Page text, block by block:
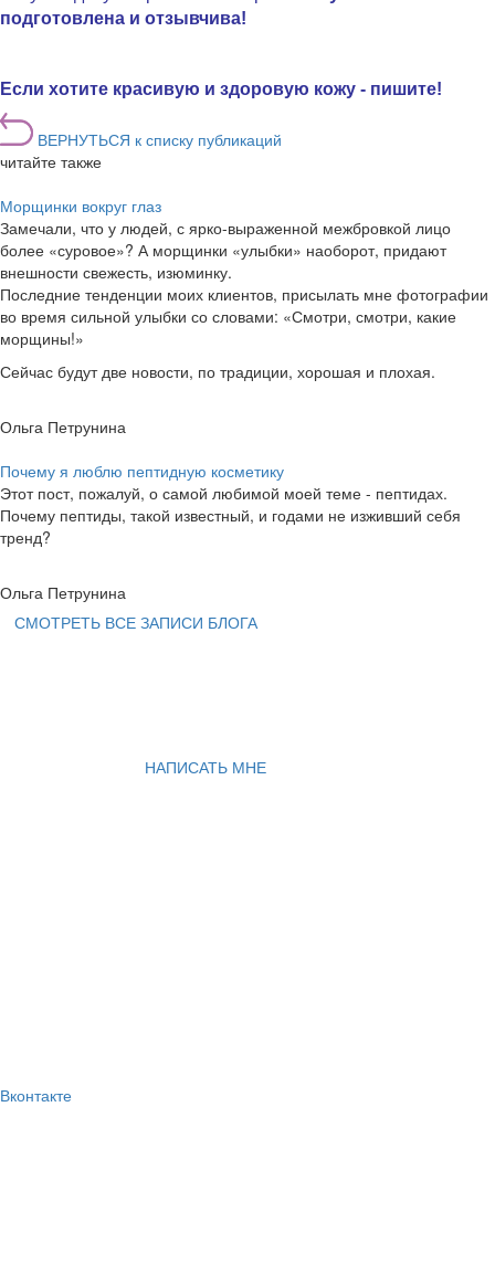
подготовлена и отзывчива!
Если хотите красивую и здоровую кожу - пишите!
ВЕРНУТЬСЯ к списку публикаций
читайте также
Морщинки вокруг глаз
Замечали, что у людей, с ярко-выраженной межбровкой лицо
более «суровое»? А морщинки «улыбки» наоборот, придают
внешности свежесть, изюминку.
Последние тенденции моих клиентов, присылать мне фотографии
во время сильной улыбки со словами: «Смотри, смотри, какие
морщины!»
Сейчас будут две новости, по традиции, хорошая и плохая.
Ольга Петрунина
Почему я люблю пептидную косметику
Этот пост, пожалуй, о самой любимой моей теме - пептидах.
Почему пептиды, такой известный, и годами не изживший себя
тренд?
Ольга Петрунина
СМОТРЕТЬ ВСЕ ЗАПИСИ БЛОГА
НАПИСАТЬ МНЕ
Вконтакте